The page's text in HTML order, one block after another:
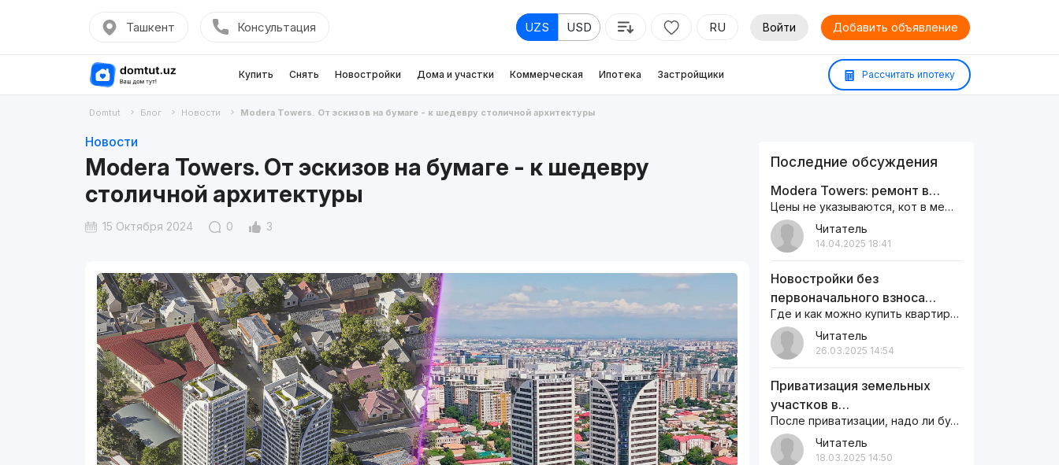
Ташкент Консультация UZS USD RU Войти Добавить объявление
Купить Снять Новостройки Дома и участки Коммерческая Ипотека Застройщики Рассчитать ипотеку
Domtut Блог Новости Modera Towers. От эскизов на бумаге - к шедевру столичной архитектуры
Новости
Modera Towers. От эскизов на бумаге - к шедевру
столичной архитектуры
15 Октября 2024 0 3
Последние обсуждения
Modera Towers: ремонт в…
Цены не указываются, кот в мешке
Читатель
14.04.2025 18:41
Новостройки без
первоначального взноса…
Где и как можно купить квартиру кто подскажет давно мечтаю жить в…
Читатель
26.03.2025 14:54
Приватизация земельных
участков в…
После приватизации, надо ли будет оплачивать земельный налог ежегодно или нет
Читатель
18.03.2025 14:50